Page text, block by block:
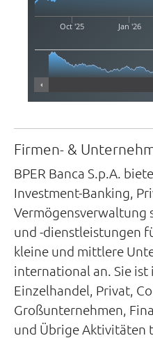
Oct '25 Jan '26
Firmen- &
BPER Banca S.p.A.
Investment-Banking,
Vermögensverwaltung
und -dienstleistungen
kleine und mittlere
international an. Sie ist
Einzelhandel, Privat,
Großunternehmen,
und Übrige Aktivitäten